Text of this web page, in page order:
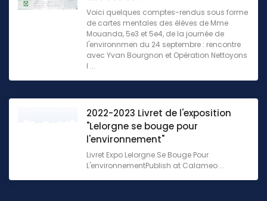
Voici quelques comptes-rendus sous forme
de cartes mentales des élèves de Mme
Mouanda, 5e3 et 5e4, de la journée de
l'environnmen du 24 septembre : rencontre
avec Yvan Bourgnon et Opération Nettoyons
l ...
2022-2023 Livret de l'exposition
"Lelorgne se bouge pour
l'environnement"
Livret Expo Lelorgne Se Bouge Pour
L'environnementPublish at Calameo ...